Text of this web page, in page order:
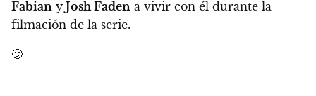
Fabian y Josh Faden a vivir con él durante la
filmación de la serie.
🙂